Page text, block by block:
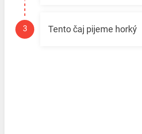
Tento čaj pijeme horký